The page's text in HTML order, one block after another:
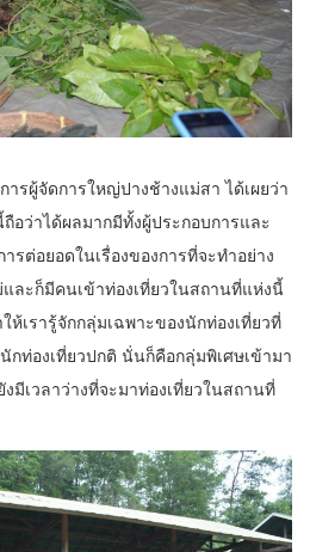
รผู้จัดการใหญ่ปางช้างแม่สา ได้เผยว่า
อว่าได้ผลมากมีทั้งผู้ประกอบการและ
ต่อยอดในเรื่องของการที่จะทำอย่าง
ละก็มีคนเข้าท่องเที่ยวในสถานที่แห่งนี้
ห้เรารู้จักกลุ่มเฉพาะของนักท่องเที่ยวที่
กท่องเที่ยวปกติ นั่นก็คือกลุ่มพิเศษเข้ามา
มีเวลาว่างที่จะมาท่องเที่ยวในสถานที่